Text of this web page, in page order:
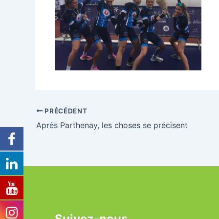
PRÉCÉDENT
Après Parthenay, les choses se précisent